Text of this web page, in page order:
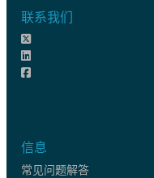
联系我们
信息
常见问题解答